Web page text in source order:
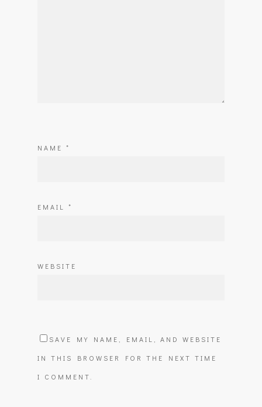
NAME *
EMAIL *
WEBSITE
SAVE MY NAME, EMAIL, AND WEBSITE
IN THIS BROWSER FOR THE NEXT TIME
I COMMENT.